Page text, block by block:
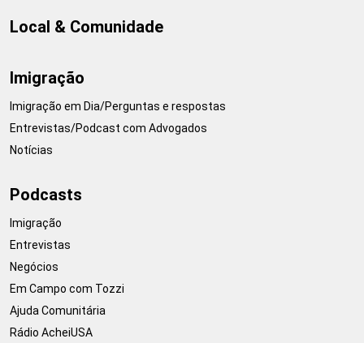
Local & Comunidade
Imigração
Imigração em Dia/Perguntas e respostas
Entrevistas/Podcast com Advogados
Notícias
Podcasts
Imigração
Entrevistas
Negócios
Em Campo com Tozzi
Ajuda Comunitária
Rádio AcheiUSA